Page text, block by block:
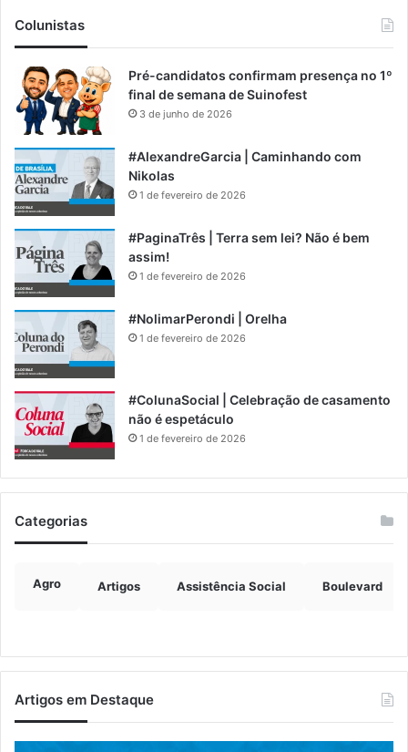
Colunistas
Pré-candidatos confirmam presença no 1º
final de semana de Suinofest
3 de junho de 2026
#AlexandreGarcia | Caminhando com
Nikolas
1 de fevereiro de 2026
#PaginaTrês | Terra sem lei? Não é bem
assim!
1 de fevereiro de 2026
#NolimarPerondi | Orelha
1 de fevereiro de 2026
#ColunaSocial | Celebração de casamento
não é espetáculo
1 de fevereiro de 2026
Categorias
Agro Artigos Assistência Social Boulevard
Artigos em Destaque